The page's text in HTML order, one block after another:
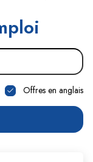
Offres en anglais